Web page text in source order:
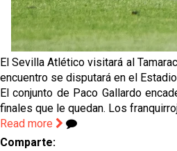
El Sevilla Atlético visitará al
encuentro se disputará en el
El conjunto de Paco Gallardo
finales que le quedan. Los
Read more
Comparte: